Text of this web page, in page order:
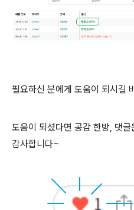
필요하신 분에게 도움이 되시길
도움이 되셨다면 공감 한방, 댓글
감사합니다~